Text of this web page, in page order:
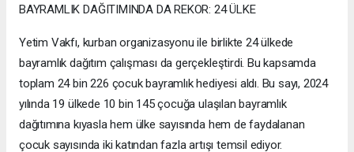
BAYRAMLIK DAĞITIMINDA DA REKOR: 24 ÜLKE
Yetim Vakfı, kurban organizasyonu ile birlikte 24 ülkede
bayramlık dağıtım çalışması da gerçekleştirdi. Bu kapsamda
toplam 24 bin 226 çocuk bayramlık hediyesi aldı. Bu sayı, 2024
yılında 19 ülkede 10 bin 145 çocuğa ulaşılan bayramlık
dağıtımına kıyasla hem ülke sayısında hem de faydalanan
çocuk sayısında iki katından fazla artışı temsil ediyor.